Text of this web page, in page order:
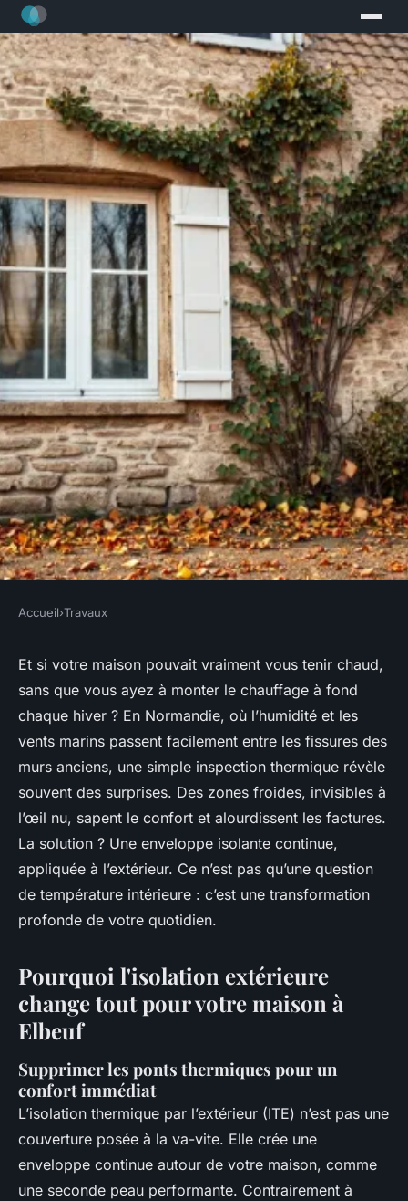
Top astuces pour renforcer
l'isolation extérieure de votre
maison à Elbeuf avant l'hiver
Auberte•12/05/2026 09:17•11 min de lecture
Accueil›Travaux
Et si votre maison pouvait vraiment vous tenir chaud,
sans que vous ayez à monter le chauffage à fond
chaque hiver ? En Normandie, où l’humidité et les
vents marins passent facilement entre les fissures des
murs anciens, une simple inspection thermique révèle
souvent des surprises. Des zones froides, invisibles à
l’œil nu, sapent le confort et alourdissent les factures.
La solution ? Une enveloppe isolante continue,
appliquée à l’extérieur. Ce n’est pas qu’une question
de température intérieure : c’est une transformation
profonde de votre quotidien.
Pourquoi l'isolation extérieure
change tout pour votre maison à
Elbeuf
Supprimer les ponts thermiques pour un
confort immédiat
L’isolation thermique par l’extérieur (ITE) n’est pas une
couverture posée à la va-vite. Elle crée une
enveloppe continue autour de votre maison, comme
une seconde peau performante. Contrairement à